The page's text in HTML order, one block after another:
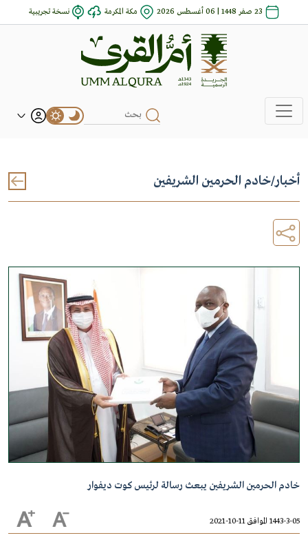
23 صفر 1448 | 06 أغسطس 2026 مكة المكرمة نسخة تجريبية
أخبار/خادم الحرمين الشريفين
خادم الحرمين الشريفين يبعث رسالة لرئيس كوت ديفوار
1443-3-05 الموافق 11-10-2021